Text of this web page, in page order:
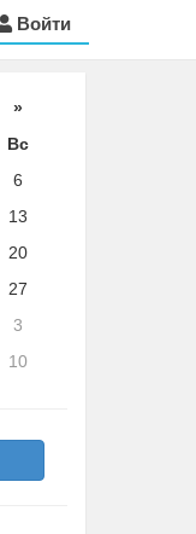
Войти
»
Вс
6
13
20
27
3
10